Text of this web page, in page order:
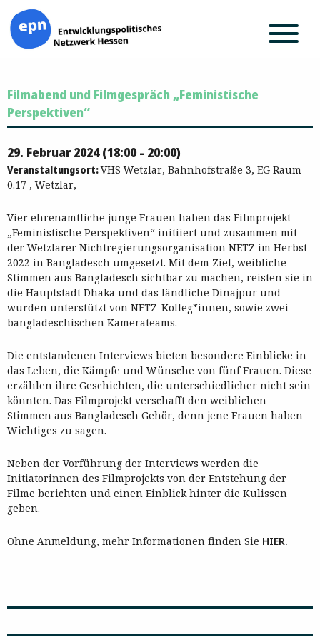
Inhalt
springen
Filmabend und Filmgespräch „Feministische
Perspektiven“
29. Februar 2024 (18:00 - 20:00)
Veranstaltungsort:VHS Wetzlar, Bahnhofstraße 3, EG Raum
0.17 , Wetzlar,
Vier ehrenamtliche junge Frauen haben das Filmprojekt
„Feministische Perspektiven“ initiiert und zusammen mit
der Wetzlarer Nichtregierungsorganisation NETZ im Herbst
2022 in Bangladesch umgesetzt. Mit dem Ziel, weibliche
Stimmen aus Bangladesch sichtbar zu machen, reisten sie in
die Hauptstadt Dhaka und das ländliche Dinajpur und
wurden unterstützt von NETZ-Kolleg*innen, sowie zwei
bangladeschischen Kamerateams.
Die entstandenen Interviews bieten besondere Einblicke in
das Leben, die Kämpfe und Wünsche von fünf Frauen. Diese
erzählen ihre Geschichten, die unterschiedlicher nicht sein
könnten. Das Filmprojekt verschafft den weiblichen
Stimmen aus Bangladesch Gehör, denn jene Frauen haben
Wichtiges zu sagen.
Neben der Vorführung der Interviews werden die
Initiatorinnen des Filmprojekts von der Entstehung der
Filme berichten und einen Einblick hinter die Kulissen
geben.
Ohne Anmeldung, mehr Informationen finden Sie HIER.